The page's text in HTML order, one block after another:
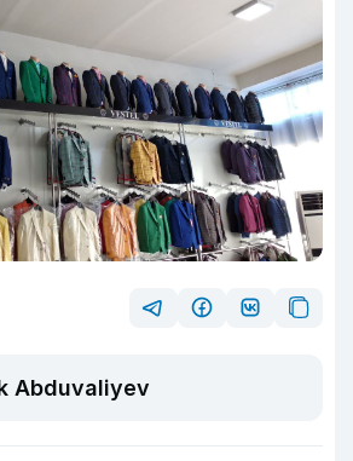
Abduvaliyev